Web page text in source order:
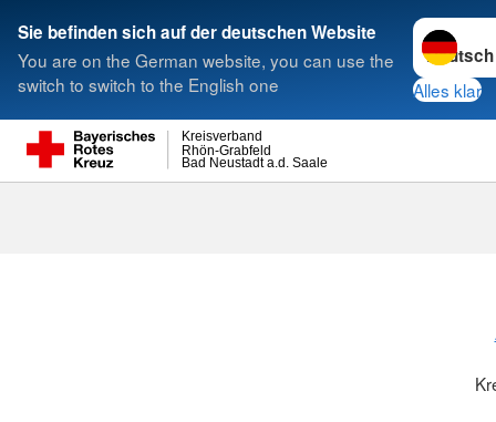
Sie befinden sich auf der deutschen Website
You are on the German website, you can use the
switch to switch to the English one
Sprache
Alles klar
Bad Neustadt a.d. Saale
Rhön-Grabfeld
Kreisverband
Suche